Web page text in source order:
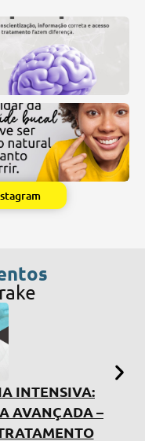
INTENSIVA:
AVANÇADA –